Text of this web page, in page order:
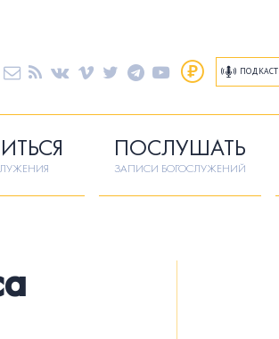
ПОДКАСТ
ПОСЛУШАТЬ
ЗАПИСИ БОГОСЛУЖЕНИЙ